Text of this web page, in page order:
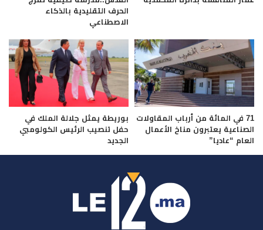
الحرف التقليدية بالذكاء
الاصطناعي
71 في المائة من أرباب المقاولات
الصناعية يعتبرون مناخ الأعمال
العام “عاديا”
بوريطة يمثل جلالة الملك في
حفل تنصيب الرئيس الكولومبي
الجديد